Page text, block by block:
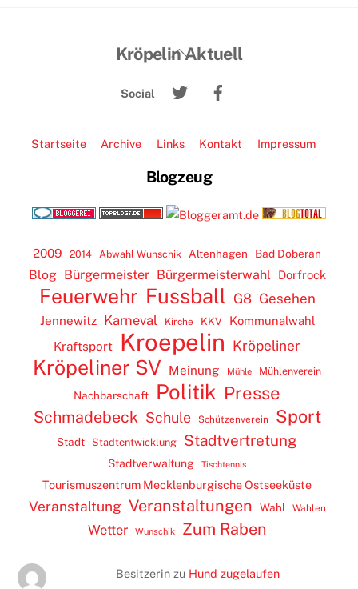
Back
Top
Kröpelin Aktuell
Social
Twitter
Startseite Archive Links Kontakt Impressum
Blogzeug
2009 2014 Abwahl Wunschik Altenhagen Bad Doberan
Blog Bürgermeister Bürgermeisterwahl Dorfrock
Feuerwehr Fussball G8 Gesehen
Jennewitz Karneval Kirche KKV
Kommunalwahl
Kraftsport
Kroepelin Kröpeliner
Kröpeliner SV Meinung Mühle Mühlenverein
Nachbarschaft Politik Presse
Schmadebeck Schule Schützenverein Sport
Stadt Stadtentwicklung Stadtvertretung
Stadtverwaltung Tischtennis
Tourismuszentrum Mecklenburgische Ostseeküste
Veranstaltung Veranstaltungen Wahl Wahlen
Wetter Wunschik Zum Raben
Besitzerinzu Hund zugelaufen